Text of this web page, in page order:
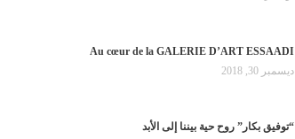
Au cœur de la GALERIE D’ART ESSAADI
ديسمبر 30, 2018
“توفيق بكار” روح حية بيننا إلى الأبد